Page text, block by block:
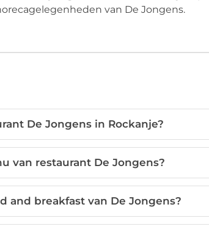
van De Jongens.
De Jongens in Rockanje?
van restaurant De Jongens?
and breakfast van De Jongens?